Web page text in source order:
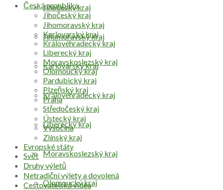
Jihočeský kraj
Jihomoravský kraj
Karlovarský kraj
Královéhradecký kraj
Liberecký kraj
Moravskoslezský kraj
Olomoucký kraj
Česká republika
Jihočeský kraj
Jihomoravský kraj
Karlovarský kraj
Královéhradecký kraj
Liberecký kraj
Moravskoslezský kraj
Olomoucký kraj
Pardubický kraj
Plzeňský kraj
Praha
Středočeský kraj
Ústecký kraj
Vysočina
Zlínský kraj
Evropské státy
Svět
Druhy výletů
Netradiční výlety a dovolená
Cestovatelská videa